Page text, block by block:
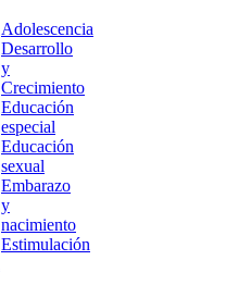
Adolescencia
Desarrollo
y
Crecimiento
Educación
especial
Educación
sexual
Embarazo
y
nacimiento
Estimulación